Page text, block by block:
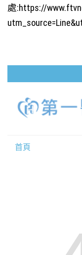
處:https://